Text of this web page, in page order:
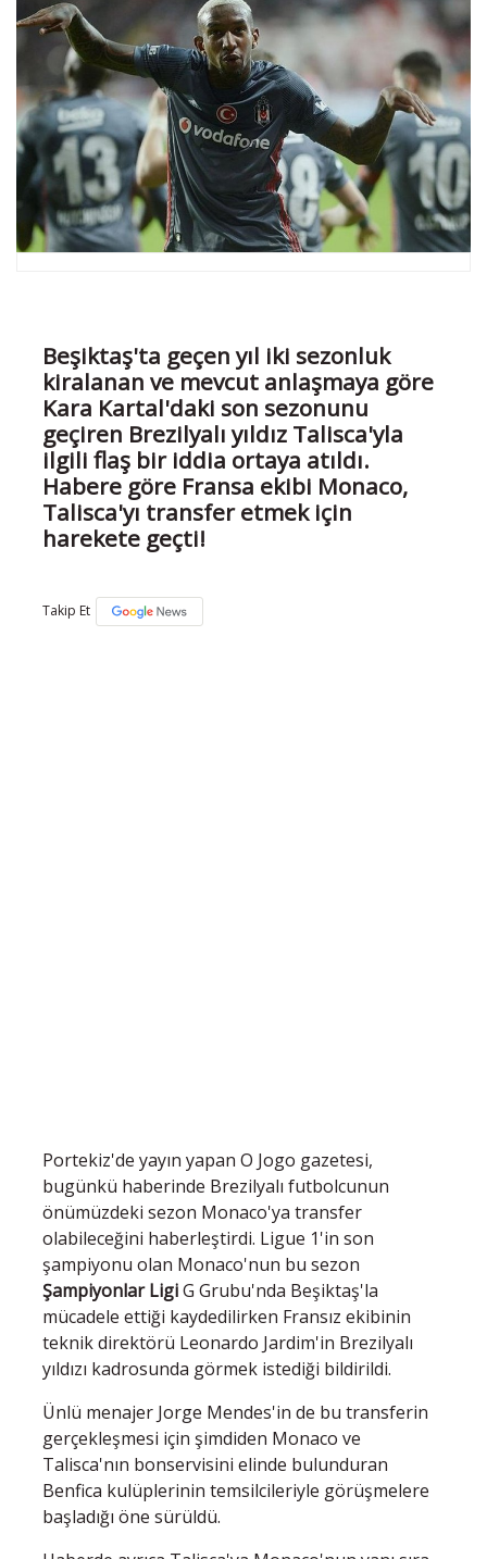
Beşiktaş'ta geçen yıl iki sezonluk
kiralanan ve mevcut anlaşmaya göre
Kara Kartal'daki son sezonunu
geçiren Brezilyalı yıldız Talisca'yla
ilgili flaş bir iddia ortaya atıldı.
Habere göre Fransa ekibi Monaco,
Talisca'yı transfer etmek için
harekete geçti!
Takip Et
Portekiz'de yayın yapan O Jogo gazetesi,
bugünkü haberinde Brezilyalı futbolcunun
önümüzdeki sezon Monaco'ya transfer
olabileceğini haberleştirdi. Ligue 1'in son
şampiyonu olan Monaco'nun bu sezon
Şampiyonlar LigiG Grubu'nda Beşiktaş'la
mücadele ettiği kaydedilirken Fransız ekibinin
teknik direktörü Leonardo Jardim'in Brezilyalı
yıldızı kadrosunda görmek istediği bildirildi.
Ünlü menajer Jorge Mendes'in de bu transferin
gerçekleşmesi için şimdiden Monaco ve
Talisca'nın bonservisini elinde bulunduran
Benfica kulüplerinin temsilcileriyle görüşmelere
başladığı öne sürüldü.